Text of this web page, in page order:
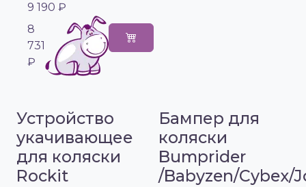
9 190 ₽
8
731
₽
Устройство
укачивающее
для коляски
Rockit
Бампер для
коляски
Bumprider
/Babyzen/Cybex/